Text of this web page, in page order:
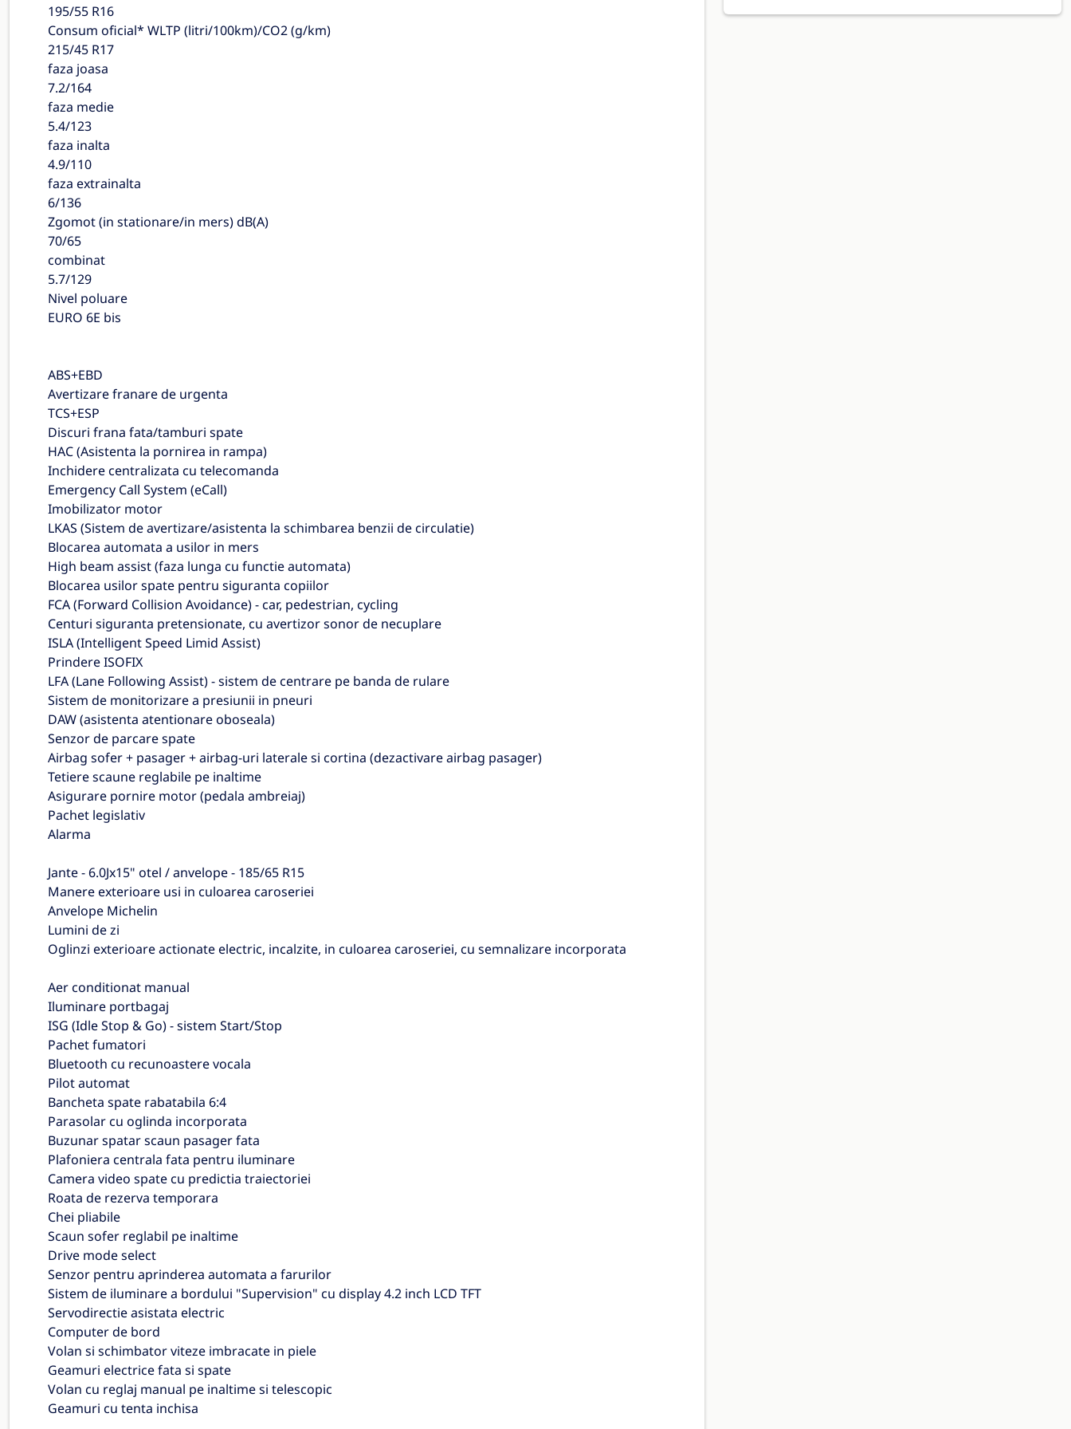
195/55 R16
Consum oficial* WLTP (litri/100km)/CO2 (g/km)
215/45 R17
faza joasa
7.2/164
faza medie
5.4/123
faza inalta
4.9/110
faza extrainalta
6/136
Zgomot (in stationare/in mers) dB(A)
70/65
combinat
5.7/129
Nivel poluare
EURO 6E bis
ABS+EBD
Avertizare franare de urgenta
TCS+ESP
Discuri frana fata/tamburi spate
HAC (Asistenta la pornirea in rampa)
Inchidere centralizata cu telecomanda
Emergency Call System (eCall)
Imobilizator motor
LKAS (Sistem de avertizare/asistenta la schimbarea benzii de circulatie)
Blocarea automata a usilor in mers
High beam assist (faza lunga cu functie automata)
Blocarea usilor spate pentru siguranta copiilor
FCA (Forward Collision Avoidance) - car, pedestrian, cycling
Centuri siguranta pretensionate, cu avertizor sonor de necuplare
ISLA (Intelligent Speed Limid Assist)
Prindere ISOFIX
LFA (Lane Following Assist) - sistem de centrare pe banda de rulare
Sistem de monitorizare a presiunii in pneuri
DAW (asistenta atentionare oboseala)
Senzor de parcare spate
Airbag sofer + pasager + airbag-uri laterale si cortina (dezactivare airbag pasager)
Tetiere scaune reglabile pe inaltime
Asigurare pornire motor (pedala ambreiaj)
Pachet legislativ
Alarma
Jante - 6.0Jx15" otel / anvelope - 185/65 R15
Manere exterioare usi in culoarea caroseriei
Anvelope Michelin
Lumini de zi
Oglinzi exterioare actionate electric, incalzite, in culoarea caroseriei, cu semnalizare incorporata
Aer conditionat manual
Iluminare portbagaj
ISG (Idle Stop & Go) - sistem Start/Stop
Pachet fumatori
Bluetooth cu recunoastere vocala
Pilot automat
Bancheta spate rabatabila 6:4
Parasolar cu oglinda incorporata
Buzunar spatar scaun pasager fata
Plafoniera centrala fata pentru iluminare
Camera video spate cu predictia traiectoriei
Roata de rezerva temporara
Chei pliabile
Scaun sofer reglabil pe inaltime
Drive mode select
Senzor pentru aprinderea automata a farurilor
Sistem de iluminare a bordului "Supervision" cu display 4.2 inch LCD TFT
Servodirectie asistata electric
Computer de bord
Volan si schimbator viteze imbracate in piele
Geamuri electrice fata si spate
Volan cu reglaj manual pe inaltime si telescopic
Geamuri cu tenta inchisa